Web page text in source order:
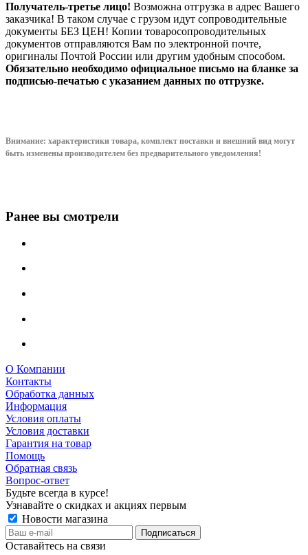
Получатель-третье лицо! Возможна отгрузка в адрес Вашего
заказчика! В таком случае с грузом идут сопроводительные
документы БЕЗ ЦЕН! Копии товаросопроводительных
документов отправляются Вам по электронной почте,
оригиналы Почтой России или другим удобным способом.
Обязательно необходимо официальное письмо на бланке за
подписью-печатью с указанием данных по отгрузке.
Внимание: характеристики товара, комплект поставки и внешний вид могут
быть изменены производителем без предварительного уведомления!
Ранее вы смотрели
О Компании
Контакты
Обработка данных
Информация
Условия оплаты
Условия доставки
Гарантия на товар
Помощь
Обратная связь
Вопрос-ответ
Будьте всегда в курсе!
Узнавайте о скидках и акциях первым
Новости магазина
Оставайтесь на связи